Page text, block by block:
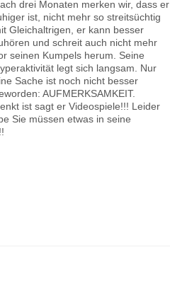
drei Monaten merken wir, dass er
ist, nicht mehr so streitsüchtig
Gleichaltrigen, er kann besser
und schreit auch nicht mehr
seinen Kumpels herum. Seine
legt sich langsam. Nur
Sache ist noch nicht besser
AUFMERKSAMKEIT.
ist sagt er Videospiele!!! Leider
Sie müssen etwas in seine